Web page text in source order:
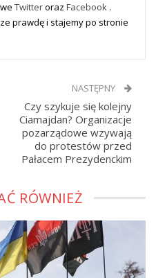
Twitteroraz Facebook .
prawdę i stajemy po stronie
NASTĘPNY
Czy szykuje się kolejny
Ciamajdan? Organizacje
pozarządowe wzywają
do protestów przed
Pałacem Prezydenckim
RÓWNIEŻ